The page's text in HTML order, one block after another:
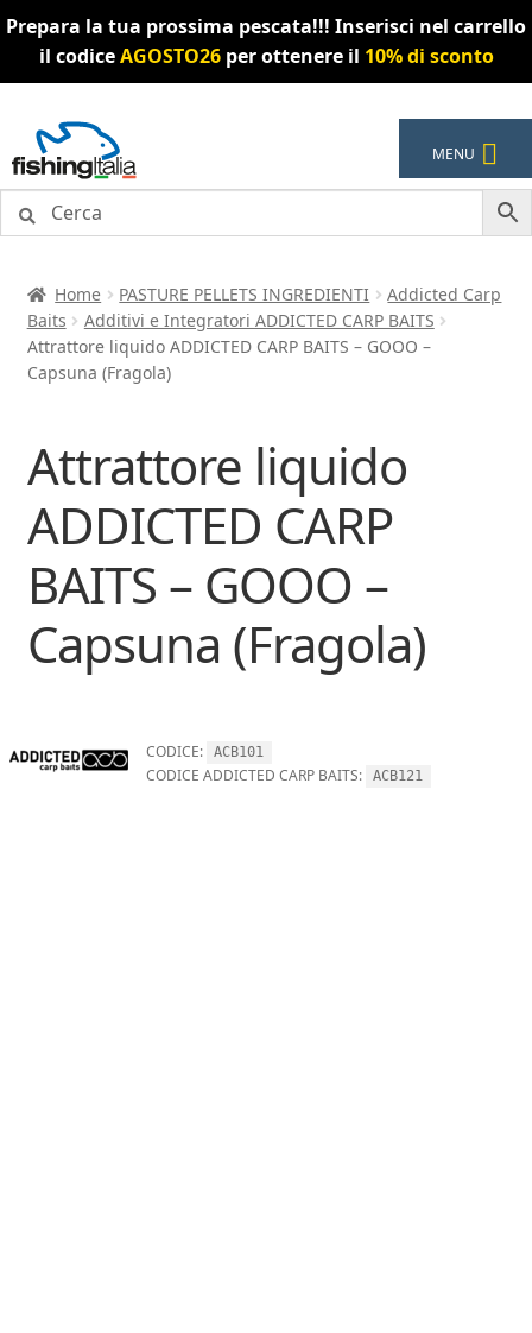
Prepara la tua prossima pescata!!! Inserisci nel carrello
il codiceAGOSTO26per ottenere il 10% di sconto
alla
navigazione
al
contenuto
MENU
Home PASTURE PELLETS INGREDIENTI
Addicted Carp
Baits
Additivi e Integratori ADDICTED CARP BAITS
Attrattore liquido ADDICTED CARP BAITS – GOOO –
Capsuna (Fragola)
Attrattore liquido
ADDICTED CARP
BAITS – GOOO –
Capsuna (Fragola)
CODICE: ACB101
CODICE ADDICTED CARP BAITS: ACB121